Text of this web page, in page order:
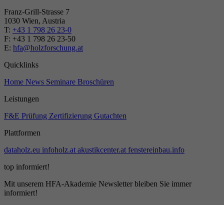
Franz-Grill-Strasse 7
1030 Wien, Austria
T: +43 1 798 26 23-0
​​F: +43 1 798 26 23-50
E: hfa@holzforschung.at
Quicklinks
Home News Seminare Broschüren
Leistungen
F&E Prüfung Zertifizierung Gutachten
Plattformen
dataholz.eu infoholz.at akustikcenter.at fenstereinbau.info
top informiert!
Mit unserem HFA-Akademie Newsletter bleiben Sie immer
informiert!